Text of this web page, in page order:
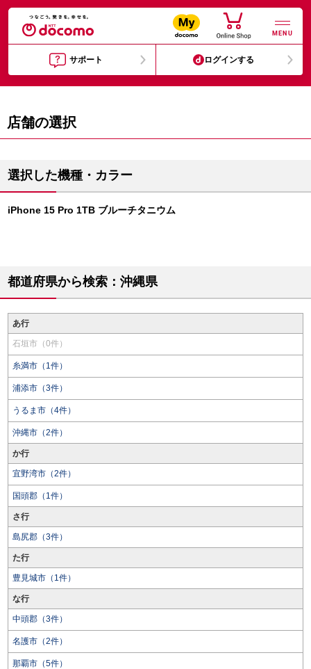
MENU
サポート ログインする
店舗の選択
選択した機種・カラー
iPhone 15 Pro 1TB ブルーチタニウム
都道府県から検索：沖縄県
あ行
石垣市（0件）
糸満市（1件）
浦添市（3件）
うるま市（4件）
沖縄市（2件）
か行
宜野湾市（2件）
国頭郡（1件）
さ行
島尻郡（3件）
た行
豊見城市（1件）
な行
中頭郡（3件）
名護市（2件）
那覇市（5件）